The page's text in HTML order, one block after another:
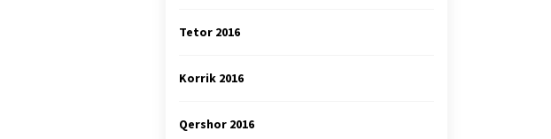
Tetor 2016
Korrik 2016
Qershor 2016